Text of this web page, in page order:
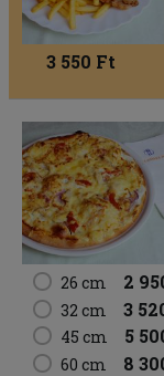
3 550 Ft
26 cm 2
32 cm 3
45 cm 5
60 cm 8